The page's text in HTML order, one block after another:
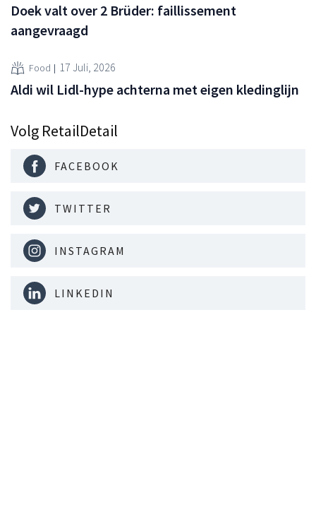
Doek valt over 2 Brüder: faillissement
aangevraagd
Food 17 Juli, 2026
Aldi wil Lidl-hype achterna met eigen kledinglijn
Volg RetailDetail
FACEBOOK
TWITTER
INSTAGRAM
LINKEDIN